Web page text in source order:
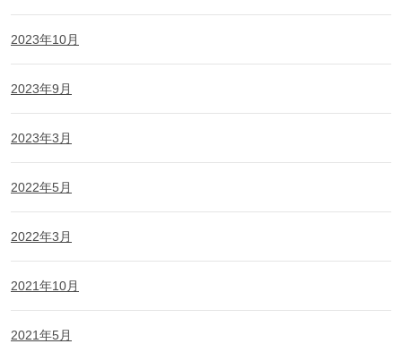
2023年10月
2023年9月
2023年3月
2022年5月
2022年3月
2021年10月
2021年5月